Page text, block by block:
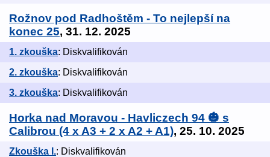
Rožnov pod Radhoštěm - To nejlepší na
konec 25, 31. 12. 2025
1. zkouška: Diskvalifikován
2. zkouška: Diskvalifikován
3. zkouška: Diskvalifikován
Horka nad Moravou - Havliczech 94 🎃 s
Calibrou (4 x A3 + 2 x A2 + A1), 25. 10. 2025
Zkouška I.: Diskvalifikován